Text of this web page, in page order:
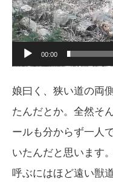
00:00
娘曰く、狭い道の両
たんだとか。全然そ
ールも分からず一人
いたんだと思います
呼ぶにはほど遠い獣